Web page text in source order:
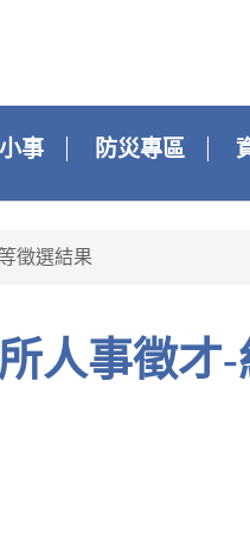
事 防災專區
徵選結果
所人事徵